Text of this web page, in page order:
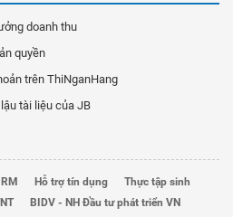
doanh thu
quyền
trên ThiNganHang
tài liệu của JB
Hỗ trợ tín dụng
Thực tập sinh
BIDV - NH Đầu tư phát triển VN